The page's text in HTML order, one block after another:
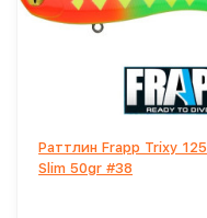
Раттлин Frapp Trixy 125
Slim 50gr #38